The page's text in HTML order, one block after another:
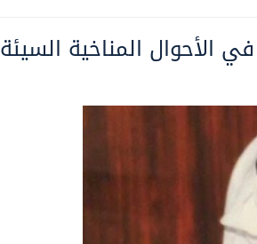
الحالي
الأحوال المناخية السيئة